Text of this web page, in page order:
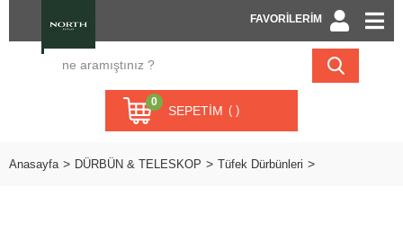
FAVORİLERİM
SEPETIM
0
Anasayfa DÜRBÜN & TELESKOP Tüfek Dürbünleri